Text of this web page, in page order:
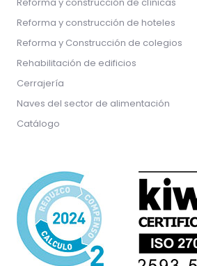
Reforma y construcción de hoteles
Reforma y Construcción de colegios
Rehabilitación de edificios
Cerrajería
Naves del sector de alimentación
Catálogo